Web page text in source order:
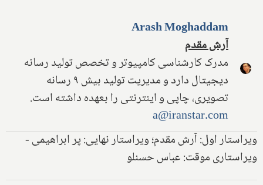
Arash Moghaddam
آرش مقدم
مدرک کارشناسی کامپیوتر و تخصص تولید رسانه
دیجیتال دارد و مدیریت تولید بیش ۹ رسانه
تصویری، چاپی و اینترنتی را بعهده داشته است.
a@iranstar.com
ویراستار اول: آرش مقدم؛ ویراستار نهایی: پر ابراهیمی -
ویراستاری موقت: عباس حسنلو